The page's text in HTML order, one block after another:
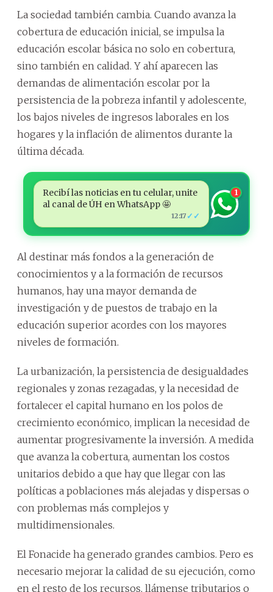
La sociedad también cambia. Cuando avanza la
cobertura de educación inicial, se impulsa la
educación escolar básica no solo en cobertura,
sino también en calidad. Y ahí aparecen las
demandas de alimentación escolar por la
persistencia de la pobreza infantil y adolescente,
los bajos niveles de ingresos laborales en los
hogares y la inflación de alimentos durante la
última década.
Recibí las noticias en tu celular, unite
al canal de ÚH en WhatsApp 🤩
12:17 ✓✓
1
Al destinar más fondos a la generación de
conocimientos y a la formación de recursos
humanos, hay una mayor demanda de
investigación y de puestos de trabajo en la
educación superior acordes con los mayores
niveles de formación.
La urbanización, la persistencia de desigualdades
regionales y zonas rezagadas, y la necesidad de
fortalecer el capital humano en los polos de
crecimiento económico, implican la necesidad de
aumentar progresivamente la inversión. A medida
que avanza la cobertura, aumentan los costos
unitarios debido a que hay que llegar con las
políticas a poblaciones más alejadas y dispersas o
con problemas más complejos y
multidimensionales.
El Fonacide ha generado grandes cambios. Pero es
necesario mejorar la calidad de su ejecución, como
en el resto de los recursos, llámense tributarios o